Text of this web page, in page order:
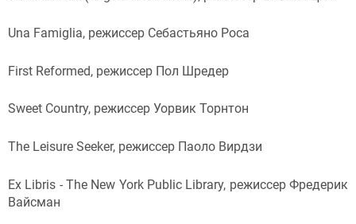
Una Famiglia, режиссер Себастьяно Роса
First Reformed, режиссер Пол Шредер
Sweet Country, режиссер Уорвик Торнтон
The Leisure Seeker, режиссер Паоло Вирдзи
Ex Libris - The New York Public Library, режиссер Фредерик
Вайсман